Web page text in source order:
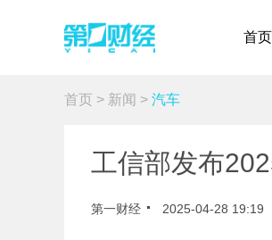
首页
首页 > 新闻 > 汽车
工信部发布
第一财经 2025-04-28 19:19